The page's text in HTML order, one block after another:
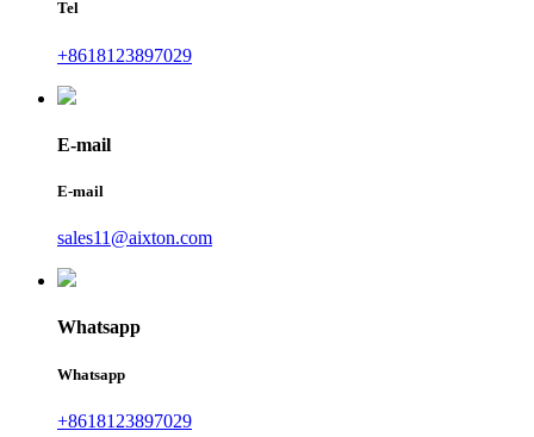
Tel
+8618123897029
E-mail
E-mail
sales11@aixton.com
Whatsapp
Whatsapp
+8618123897029